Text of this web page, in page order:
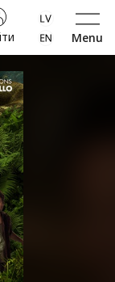
Menu